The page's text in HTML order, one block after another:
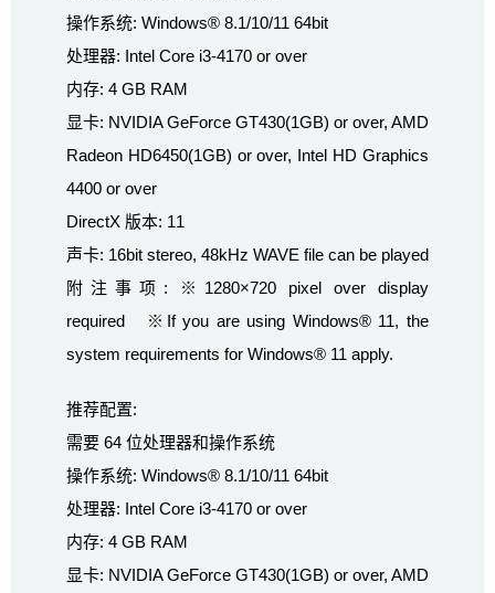
操作系统: Windows® 8.1/10/11 64bit
处理器: Intel Core i3-4170 or over
内存: 4 GB RAM
显卡: NVIDIA GeForce GT430(1GB) or over, AMD
Radeon HD6450(1GB) or over, Intel HD Graphics
4400 or over
DirectX 版本: 11
声卡: 16bit stereo, 48kHz WAVE file can be played
附注事项: ※1280×720 pixel over display
required ※If you are using Windows® 11, the
system requirements for Windows® 11 apply.
推荐配置:
需要 64 位处理器和操作系统
操作系统: Windows® 8.1/10/11 64bit
处理器: Intel Core i3-4170 or over
内存: 4 GB RAM
显卡: NVIDIA GeForce GT430(1GB) or over, AMD